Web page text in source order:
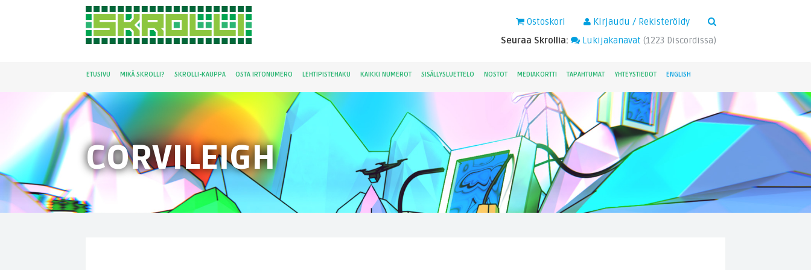
Kirjaudu / Rekisteröidy
Ostoskori
Seuraa Skrollia:
Lukijakanavat (1223 Discordissa)
ETUSIVU MIKÄ SKROLLI? SKROLLI-KAUPPA OSTA IRTONUMERO LEHTIPISTEHAKU KAIKKI NUMEROT SISÄLLYSLUETTELO NOSTOT MEDIAKORTTI TAPAHTUMAT YHTEYSTIEDOT ENGLISH
CORVILEIGH